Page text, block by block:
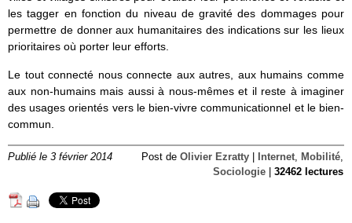
les tagger en fonction du niveau de gravité des dommages pour
permettre de donner aux humanitaires des indications sur les lieux
prioritaires où porter leur efforts.
Le tout connecté nous connecte aux autres, aux humains comme
aux non-humains mais aussi à nous-mêmes et il reste à imaginer
des usages orientés vers le bien-vivre communicationnel et le bien-
commun.
Publié le 3 février 2014 Post de Olivier Ezratty Internet Mobilité
Sociologie
32462 lectures